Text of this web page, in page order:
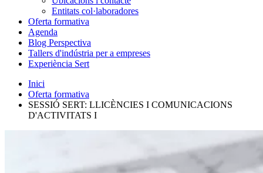
Entitats col·laboradores
Oferta formativa
Agenda
Blog Perspectiva
Tallers d'indústria per a empreses
Experiència Sert
Inici
Oferta formativa
SESSIÓ SERT: LLICÈNCIES I COMUNICACIONS
D'ACTIVITATS I